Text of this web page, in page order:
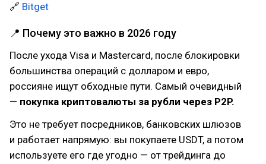
🔗 Bitget
📍 Почему это важно в 2026 году
После ухода Visa и Mastercard, после блокировки
большинства операций с долларом и евро,
россияне ищут обходные пути. Самый очевидный
— покупка криптовалюты за рубли через P2P.
Это не требует посредников, банковских шлюзов
и работает напрямую: вы покупаете USDT, а потом
используете его где угодно — от трейдинга до